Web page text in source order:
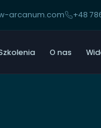
arcanum.com +48
O nas